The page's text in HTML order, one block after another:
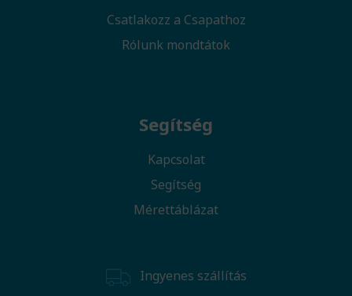
Csatlakozz a Csapathoz
Rólunk mondtátok
Segítség
Kapcsolat
Segítség
Mérettáblázat
Ingyenes szállítás